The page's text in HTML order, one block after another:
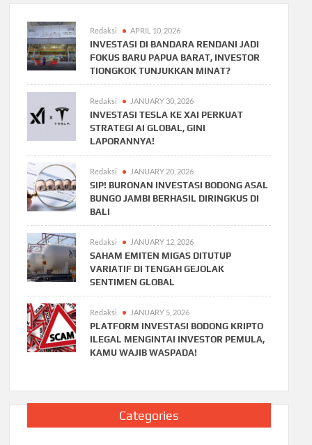
Redaksi APRIL 10, 2026
INVESTASI DI BANDARA RENDANI JADI
FOKUS BARU PAPUA BARAT, INVESTOR
TIONGKOK TUNJUKKAN MINAT?
Redaksi JANUARY 30, 2026
INVESTASI TESLA KE XAI PERKUAT
STRATEGI AI GLOBAL, GINI
LAPORANNYA!
Redaksi JANUARY 20, 2026
SIP! BURONAN INVESTASI BODONG ASAL
BUNGO JAMBI BERHASIL DIRINGKUS DI
BALI
Redaksi JANUARY 12, 2026
SAHAM EMITEN MIGAS DITUTUP
VARIATIF DI TENGAH GEJOLAK
SENTIMEN GLOBAL
Redaksi JANUARY 5, 2026
PLATFORM INVESTASI BODONG KRIPTO
ILEGAL MENGINTAI INVESTOR PEMULA,
KAMU WAJIB WASPADA!
Categories